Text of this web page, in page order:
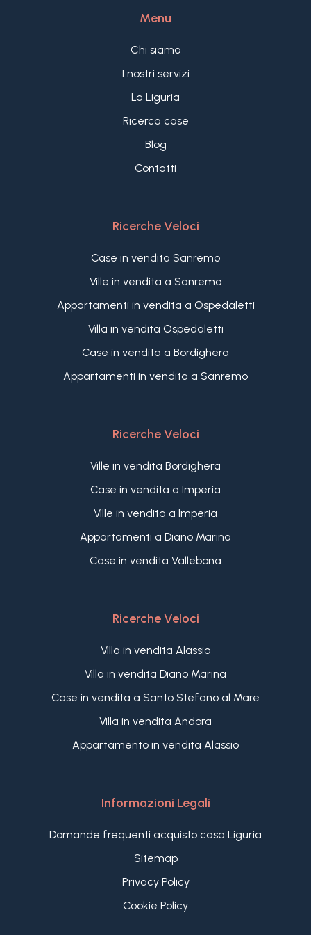
appartamento di nuova costruzione a Bordighera,
altissimo livello, in una delle residenze più richieste
Menu
Chi siamo
I nostri servizi
La Liguria
Ricerca case
Blog
Contatti
Ricerche Veloci
Case in vendita Sanremo
Ville in vendita a Sanremo
Appartamenti in vendita a Ospedaletti
Villa in vendita Ospedaletti
Case in vendita a Bordighera
Appartamenti in vendita a Sanremo
Ricerche Veloci
Ville in vendita Bordighera
Case in vendita a Imperia
Ville in vendita a Imperia
Appartamenti a Diano Marina
Case in vendita Vallebona
Ricerche Veloci
Villa in vendita Alassio
Villa in vendita Diano Marina
Case in vendita a Santo Stefano al Mare
Villa in vendita Andora
Appartamento in vendita Alassio
Informazioni Legali
Domande frequenti acquisto casa Liguria
Sitemap
Privacy Policy
Cookie Policy